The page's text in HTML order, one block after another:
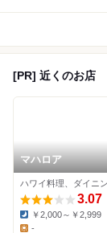
[PR] 近くのお店
マハロア
3.07
Dinner:
￥2,000～￥2,999
-